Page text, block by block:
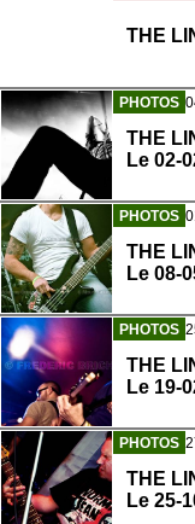
THE
PHOTOS
THE
Le 02-
PHOTOS
THE
Le 08-
PHOTOS
THE
Le 19-
PHOTOS
THE
Le 25-